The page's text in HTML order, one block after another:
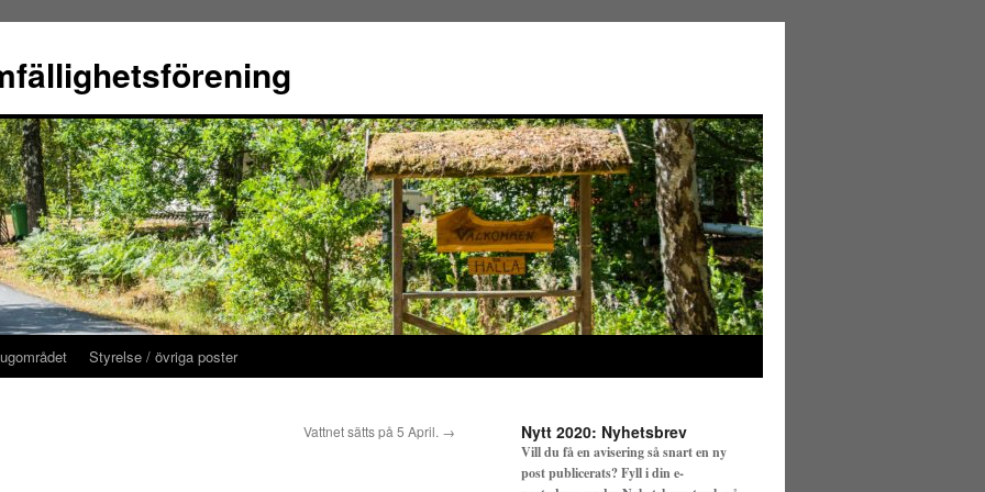
Styrelse / övriga poster
Vattnet sätts på 5 April. → Nytt 2020: Nyhetsbrev
Vill du få en avisering så snart en ny
post publicerats? Fyll i din e-